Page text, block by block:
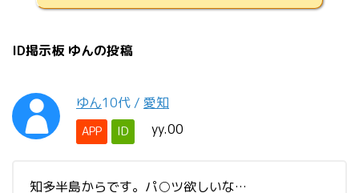
ID掲示板 ゆんの投稿
ゆん10代 / 愛知
APP ID yy.00
知多半島からです。パ○ツ欲しいな…